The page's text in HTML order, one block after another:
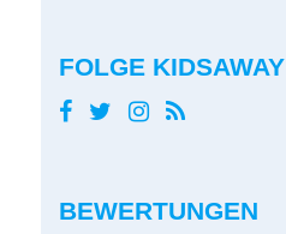
FOLGE KIDSAWAY
BEWERTUNGEN